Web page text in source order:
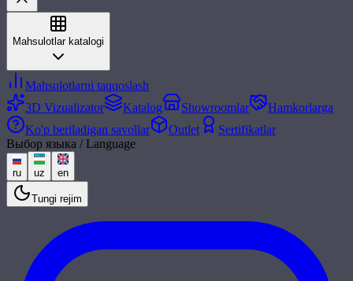
Mahsulotlar katalogi
Mahsulotlarni taqqoslash
3D Vizualizator
Katalog Showroomlar
Hamkorlarga
Ko'p beriladigan savollar
Outlet
Sertifikatlar
Выбор языка / Language
ru uz en
Tungi rejim